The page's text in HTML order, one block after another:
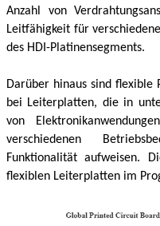
Anzahl von
Leitfähigkeit für
des HDI-Platinensegments.
Darüber hinaus sind flexible
bei Leiterplatten, die in
von
verschiedenen
Funktionalität aufweisen.
flexiblen Leiterplatten im